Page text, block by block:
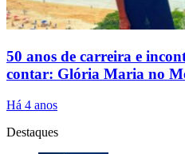
50 anos de carreira e
contar: Glória Maria no
Há 4 anos
Destaques